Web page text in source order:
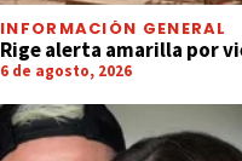
INFORMACIÓN GENERAL
Rige alerta amarilla por
6 de agosto, 2026